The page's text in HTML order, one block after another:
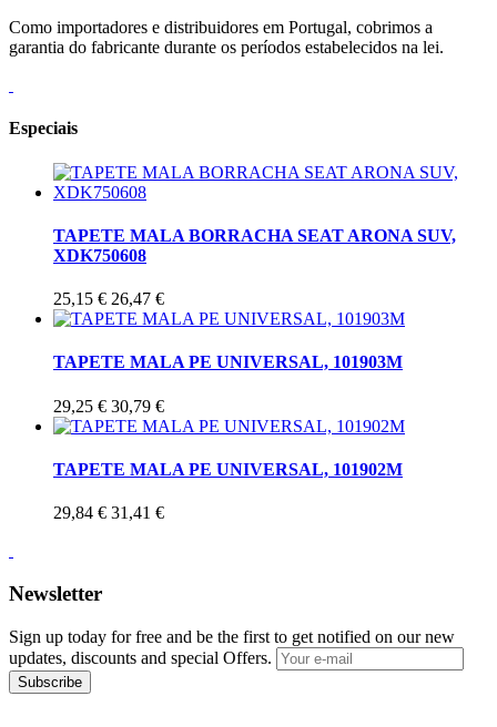
Como importadores e distribuidores em Portugal, cobrimos a
garantia do fabricante durante os períodos estabelecidos na lei.
Especiais
TAPETE MALA BORRACHA SEAT ARONA SUV,
XDK750608
25,15 € 26,47 €
TAPETE MALA PE UNIVERSAL, 101903M
29,25 € 30,79 €
TAPETE MALA PE UNIVERSAL, 101902M
29,84 € 31,41 €
Newsletter
Sign up today for free and be the first to get notified on our new
updates, discounts and special Offers.
Subscribe